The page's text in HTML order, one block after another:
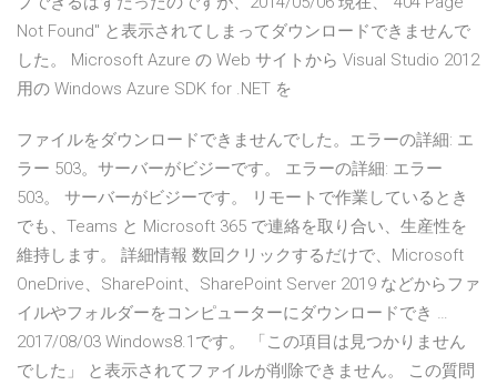
Not Found" と表示されてしまってダウンロードできませんで
した。 Microsoft Azure の Web サイトから Visual Studio 2012
用の Windows Azure SDK for .NET を
ファイルをダウンロードできませんでした。エラーの詳細: エ
ラー 503。サーバーがビジーです。 エラーの詳細: エラー
503。 サーバーがビジーです。 リモートで作業しているとき
でも、Teams と Microsoft 365 で連絡を取り合い、生産性を
維持します。 詳細情報 数回クリックするだけで、Microsoft
OneDrive、SharePoint、SharePoint Server 2019 などからファ
イルやフォルダーをコンピューターにダウンロードでき …
2017/08/03 Windows8.1です。 「この項目は見つかりません
でした」 と表示されてファイルが削除できません。 この質問